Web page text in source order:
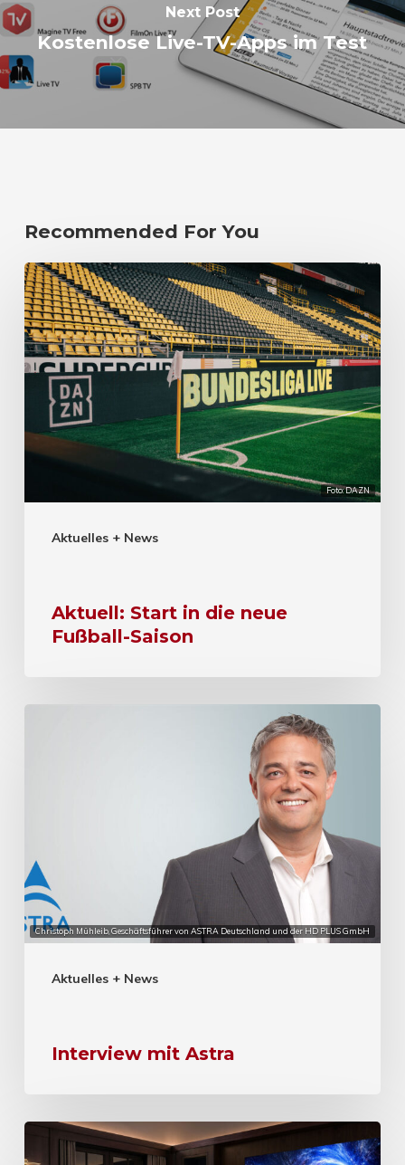
Next Post
Kostenlose Live-TV-Apps im Test
Recommended For You
Foto: DAZN
Aktuelles + News
Aktuell: Start in die neue
Fußball-Saison
Christoph Mühleib, Geschäftsführer von ASTRA Deutschland und der HD PLUS GmbH
Aktuelles + News
Interview mit Astra